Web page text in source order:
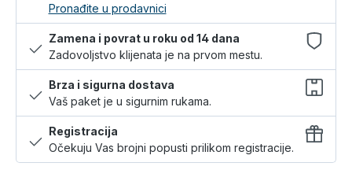
Pronađite u prodavnici
Zamena i povrat u roku od 14 dana
Zadovoljstvo klijenata je na prvom mestu.
Brza i sigurna dostava
Vaš paket je u sigurnim rukama.
Registracija
Očekuju Vas brojni popusti prilikom registracije.